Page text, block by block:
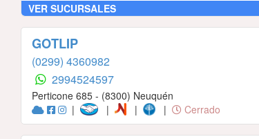
VER SUCURSALES
GOTLIP
(0299) 4360982
2994524597
Perticone 685 - (8300) Neuquén
|
| | | Cerrado